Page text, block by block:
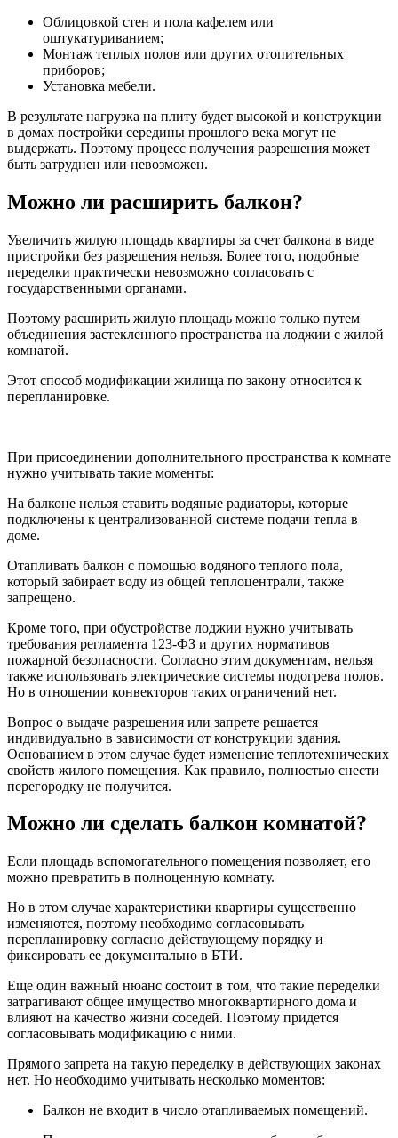
Облицовкой стен и пола кафелем или
оштукатуриванием;
Монтаж теплых полов или других отопительных
приборов;
Установка мебели.
В результате нагрузка на плиту будет высокой и конструкции
в домах постройки середины прошлого века могут не
выдержать. Поэтому процесс получения разрешения может
быть затруднен или невозможен.
Можно ли расширить балкон?
Увеличить жилую площадь квартиры за счет балкона в виде
пристройки без разрешения нельзя. Более того, подобные
переделки практически невозможно согласовать с
государственными органами.
Поэтому расширить жилую площадь можно только путем
объединения застекленного пространства на лоджии с жилой
комнатой.
Этот способ модификации жилища по закону относится к
перепланировке.
При присоединении дополнительного пространства к комнате
нужно учитывать такие моменты:
На балконе нельзя ставить водяные радиаторы, которые
подключены к централизованной системе подачи тепла в
доме.
Отапливать балкон с помощью водяного теплого пола,
который забирает воду из общей теплоцентрали, также
запрещено.
Кроме того, при обустройстве лоджии нужно учитывать
требования регламента 123-ФЗ и других нормативов
пожарной безопасности. Согласно этим документам, нельзя
также использовать электрические системы подогрева полов.
Но в отношении конвекторов таких ограничений нет.
Вопрос о выдаче разрешения или запрете решается
индивидуально в зависимости от конструкции здания.
Основанием в этом случае будет изменение теплотехнических
свойств жилого помещения. Как правило, полностью снести
перегородку не получится.
Можно ли сделать балкон комнатой?
Если площадь вспомогательного помещения позволяет, его
можно превратить в полноценную комнату.
Но в этом случае характеристики квартиры существенно
изменяются, поэтому необходимо согласовывать
перепланировку согласно действующему порядку и
фиксировать ее документально в БТИ.
Еще один важный нюанс состоит в том, что такие переделки
затрагивают общее имущество многоквартирного дома и
влияют на качество жизни соседей. Поэтому придется
согласовывать модификацию с ними.
Прямого запрета на такую переделку в действующих законах
нет. Но необходимо учитывать несколько моментов:
Балкон не входит в число отапливаемых помещений.